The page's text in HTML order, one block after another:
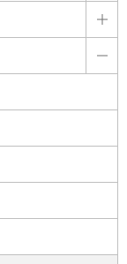
詳